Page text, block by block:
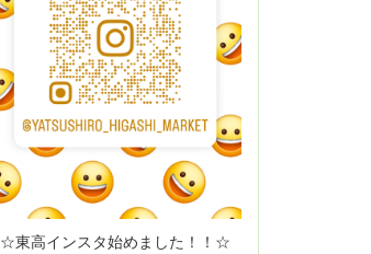
☆東高インスタ始めました！！☆